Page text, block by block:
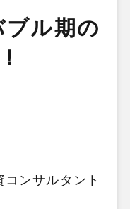
ル期の
ンサルタント